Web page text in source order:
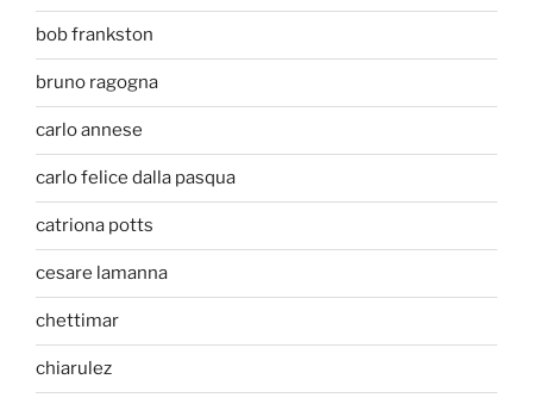
bob frankston
bruno ragogna
carlo annese
carlo felice dalla pasqua
catriona potts
cesare lamanna
chettimar
chiarulez